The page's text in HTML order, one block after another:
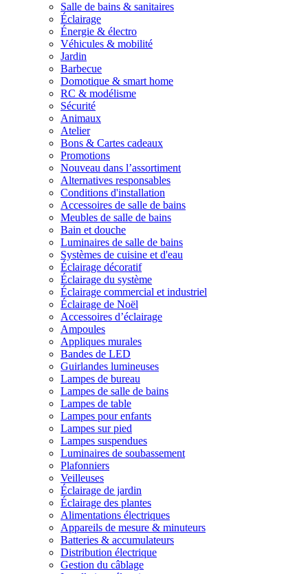
Salle de bains & sanitaires
Éclairage
Énergie & électro
Véhicules & mobilité
Jardin
Barbecue
Domotique & smart home
RC & modélisme
Sécurité
Animaux
Atelier
Bons & Cartes cadeaux
Promotions
Nouveau dans l’assortiment
Alternatives responsables
Conditions d'installation
Accessoires de salle de bains
Meubles de salle de bains
Bain et douche
Luminaires de salle de bains
Systèmes de cuisine et d'eau
Éclairage décoratif
Éclairage du système
Éclairage commercial et industriel
Éclairage de Noël
Accessoires d’éclairage
Ampoules
Appliques murales
Bandes de LED
Guirlandes lumineuses
Lampes de bureau
Lampes de salle de bains
Lampes de table
Lampes pour enfants
Lampes sur pied
Lampes suspendues
Luminaires de soubassement
Plafonniers
Veilleuses
Éclairage de jardin
Éclairage des plantes
Alimentations électriques
Appareils de mesure & minuteurs
Batteries & accumulateurs
Distribution électrique
Gestion du câblage